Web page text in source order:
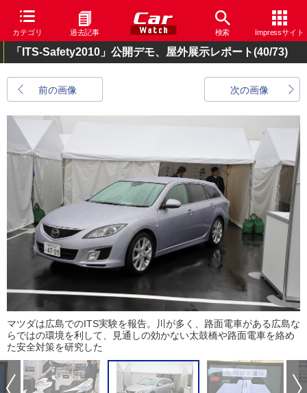
カテゴリ 過去記事 検索 Impressサイト
「ITS-Safety2010」公開デモ、屋外展示レポート(40/73)
前の画像 次の画像
マツダは広島でのITS実験を報告。川が多く、路面電車がある広島な
らではの環境を利して、見通しの効かない太鼓橋や路面電車を絡め
た安全対策を研究した